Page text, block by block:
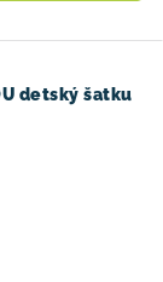
detský šatku